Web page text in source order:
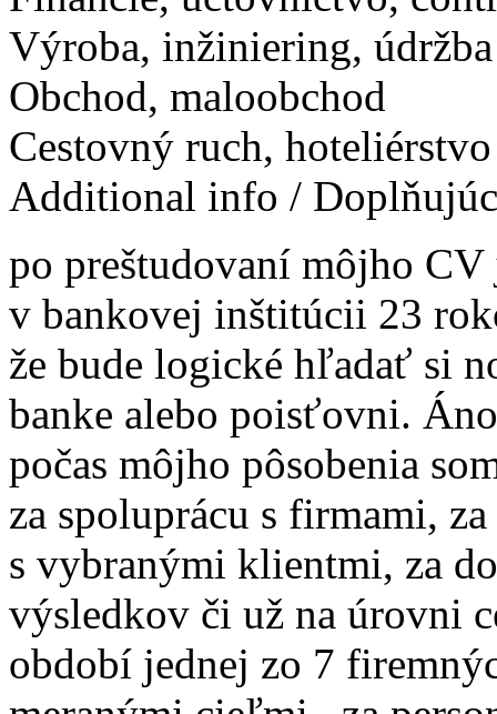
Výroba, inžiniering, údržba
Obchod, maloobchod
Cestovný ruch, hoteliérstvo
Additional info /
po preštudovaní môjho
v bankovej inštitúcii 23
že bude logické hľadať si
banke alebo poisťovni.
počas môjho pôsobenia
za spoluprácu s firmami,
s vybranými klientmi, za
výsledkov či už na úrovni
období jednej zo 7